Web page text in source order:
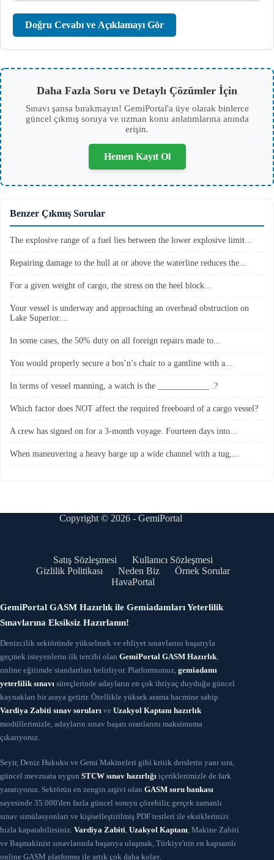
Doğru Cevabı ve Açıklamayı Gör
Daha Fazla Soru ve Detaylı Çözümler İçin
Sınavı şansa bırakmayın! GemiPortal'a üye olarak binlerce
güncel çıkmış soruya ve uzman konu anlatımlarına anında
erişin.
Hemen Kayıt Ol
Benzer Çıkmış Sorular
The explosive range of a fuel lies between the lower explosive limit...
Repairing damage to the hull at or above the waterline reduces the...
For a given weight of cargo, the stress on the heel block...
Your vessel is underway and approaching an overhead obstruction on
Lake Superior....
In some cases, the 50% duty on all foreign repairs made to...
You would properly secure a bos’n’s chair to a gantline with a...
In terms of vessel manning, a watch is the ____________ .?
Which factor does NOT affect the required freeboard of a cargo vessel?
A crew has signed on for a 3-month voyage. Fourteen days into...
When maneuvering a heavy barge up a wide channel with a tug,...
Copyright © 2026 - GemiPortal
Satış Sözleşmesi
Kullanıcı Sözleşmesi
Gizlilik Politikası
Neden Biz
Örnek Sorular
HavaPortal
GemiPortal GASM Hazırlık ile Gemiadamları Yeterlilik
Sınavlarına Eksiksiz Hazırlanın!
Denizcilik sektöründe yükselmek ve ehliyet sınavlarını başarıyla
geçmek isteyenlerin ilk tercihi olan GemiPortal GASM Hazırlık
online eğitimde standartları belirliyor. Platformumuz, gemiadamı
yeterlilik sınavı süreçlerinde adayların en çok ihtiyaç duyduğu güncel
kaynakları bir araya getirir. Özellikle yüksek arama hacmine sahip
Vardiya Zabiti sınav soruları ve Uzakyol Kaptanı hazırlık
modüllerimizle, adayların sınav başarı oranlarını maksimuma
çıkarıyoruz.
Seyir, Deniz Hukuku ve Gemi Makineleri gibi kritik derslerin yanı sıra,
güncel mevzuata uygun STCW sınav hazırlığı içeriklerimizle de fark
yaratıyoruz. Sektörün en zengin arşivi olan GASM soru bankası
sayesinde 35.000'den fazla güncel soruyu çözebilir, gerçek zamanlı
sınav simülasyonları ve kişiselleştirilmiş PDF testleri ile eksiklerinizi
hızla kapatabilirsiniz. Vardiya Zabiti, Uzakyol Kaptanı, Makine Zabiti
ve Başmakinist sınavlarında başarıya ulaşmak, Türkiye'nin en kapsamlı
online GASM platformu ile artık çok daha kolay.